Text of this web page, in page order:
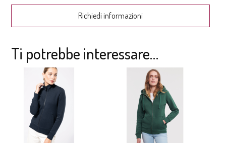
Richiedi informazioni
Ti potrebbe interessare…